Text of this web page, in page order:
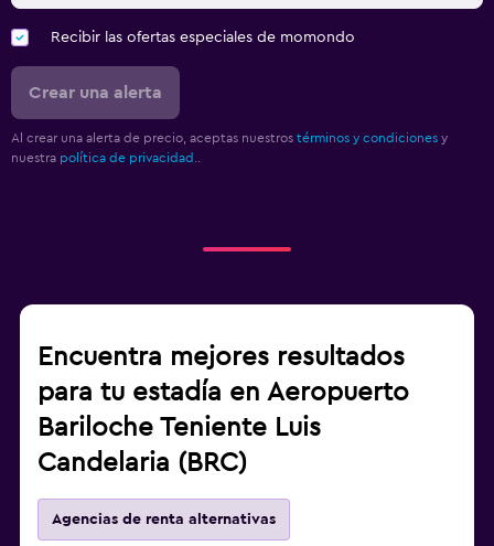
Recibir las ofertas especiales de momondo
Crear una alerta
Al crear una alerta de precio, aceptas nuestros términos y condiciones y
nuestra política de privacidad..
Encuentra mejores resultados
para tu estadía en Aeropuerto
Bariloche Teniente Luis
Candelaria (BRC)
Agencias de renta alternativas